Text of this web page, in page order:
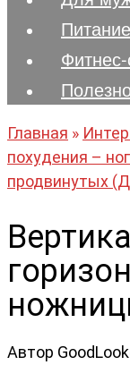
Питание
Главная »
похудения –
продвинутых
Автор